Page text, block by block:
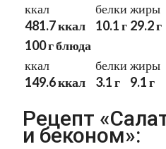
ккал
481.7 ккал
белки
10.1 г
жиры
29.2 г
100 г блюда
ккал
149.6 ккал
белки
3.1 г
жиры
9.1 г
Рецепт
и беконом»: